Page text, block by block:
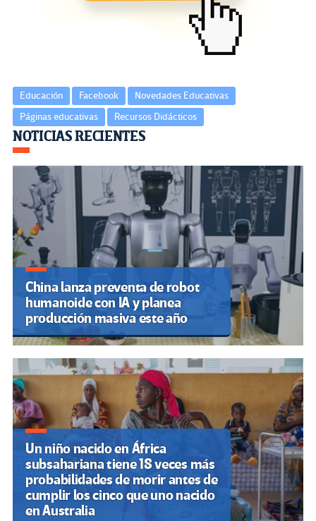
tir
Educación Facebook
Novedades Educativas
Páginas educativas
Recursos Didácticos
Navegación
de
entradas
NOTICIAS RECIENTES
China lanza preventa de robot
humanoide con IA y planea
producción masiva este año
Un niño nacido en África
subsahariana tiene 18 veces más
probabilidades de morir antes de
cumplir los cinco que uno nacido
en Australia